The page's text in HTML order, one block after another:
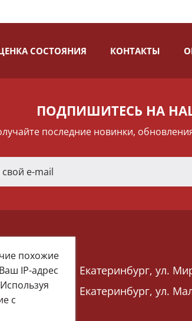
СОСТОЯНИЯ КОНТАКТЫ
ПОДПИШИТЕСЬ НА
последние новинки,
76)
Екатеринбург, ул.
Екатеринбург, ул.
похожие
IP-адрес
с